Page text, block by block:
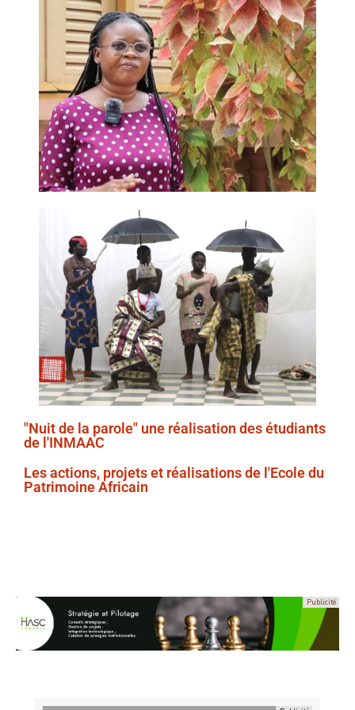
"Nuit de la parole" une réalisation des étudiants
de l'INMAAC
Les actions, projets et réalisations de l'Ecole du
Patrimoine Africain